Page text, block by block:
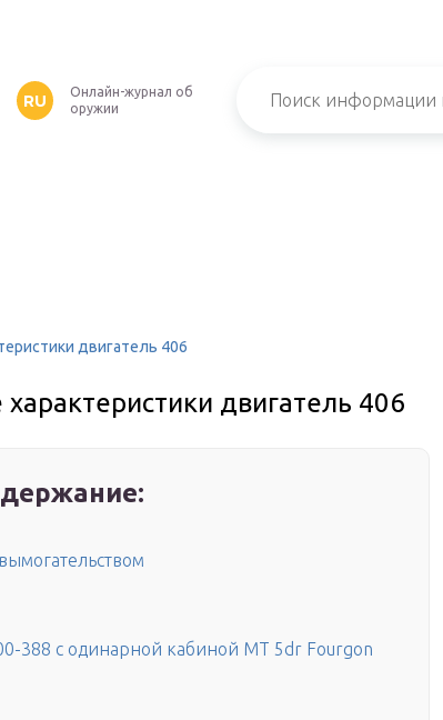
RU
Онлайн-журнал об
оружии
двигатель 406
двигатель 406
388 с одинарной кабиной МТ 5dr Fourgon